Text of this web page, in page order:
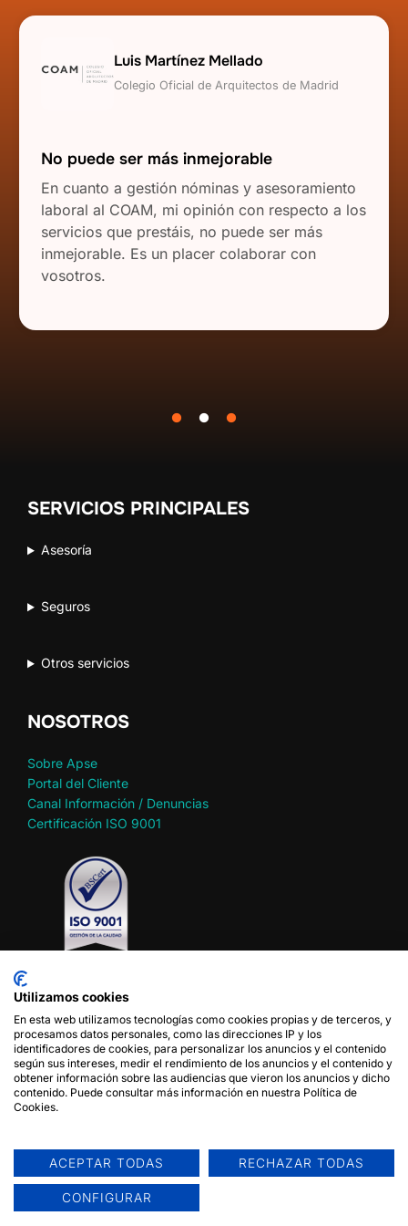
Luis Martínez Mellado
Colegio Oficial de Arquitectos de Madrid
No puede ser más inmejorable
En cuanto a gestión nóminas y asesoramiento
laboral al COAM, mi opinión con respecto a los
servicios que prestáis, no puede ser más
inmejorable. Es un placer colaborar con
vosotros.
SERVICIOS PRINCIPALES
Asesoría
Seguros
Otros servicios
NOSOTROS
Sobre Apse
Portal del Cliente
Canal Información / Denuncias
Certificación ISO 9001
Política de privacidad
Política de cookies
Aviso legal
Condiciones de uso del sitio web
Contacto
Utilizamos cookies
En esta web utilizamos tecnologías como cookies propias y de terceros, y
procesamos datos personales, como las direcciones IP y los
identificadores de cookies, para personalizar los anuncios y el contenido
según sus intereses, medir el rendimiento de los anuncios y el contenido y
obtener información sobre las audiencias que vieron los anuncios y dicho
contenido. Puede consultar más información en nuestra Política de
Cookies.
ACEPTAR TODAS RECHAZAR TODAS
CONFIGURAR